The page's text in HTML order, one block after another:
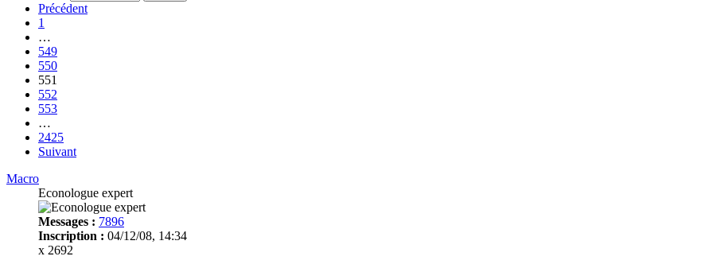
Précédent
1
…
549
550
551
552
553
…
2425
Suivant
Macro
Econologue expert
Messages : 7896
Inscription : 04/12/08, 14:34
x 2692